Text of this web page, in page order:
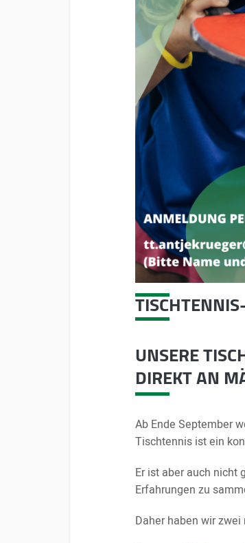
UNSERE
DIREKT AN
Ab Ende September
Tischtennis ist ein
Er ist aber auch nicht
Erfahrungen zu
Daher haben wir